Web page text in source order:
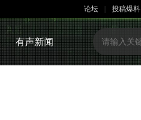
论坛 投稿爆料
有声新闻